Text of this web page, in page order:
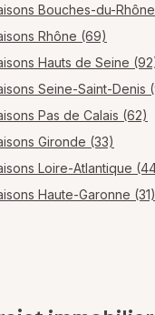
Bouches-du-Rhône
Rhône (69)
Hauts de Seine
Seine-Saint-Denis
Pas de Calais (62)
Gironde (33)
Loire-Atlantique
Haute-Garonne (31)